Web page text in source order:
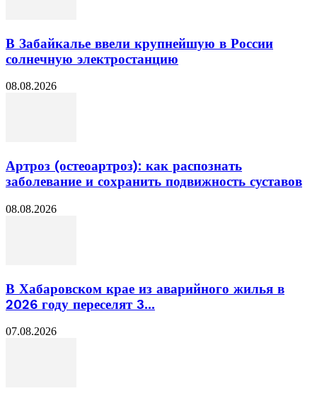
В Забайкалье ввели крупнейшую в России
солнечную электростанцию
08.08.2026
Артроз (остеоартроз): как распознать
заболевание и сохранить подвижность суставов
08.08.2026
В Хабаровском крае из аварийного жилья в
2026 году переселят 3...
07.08.2026